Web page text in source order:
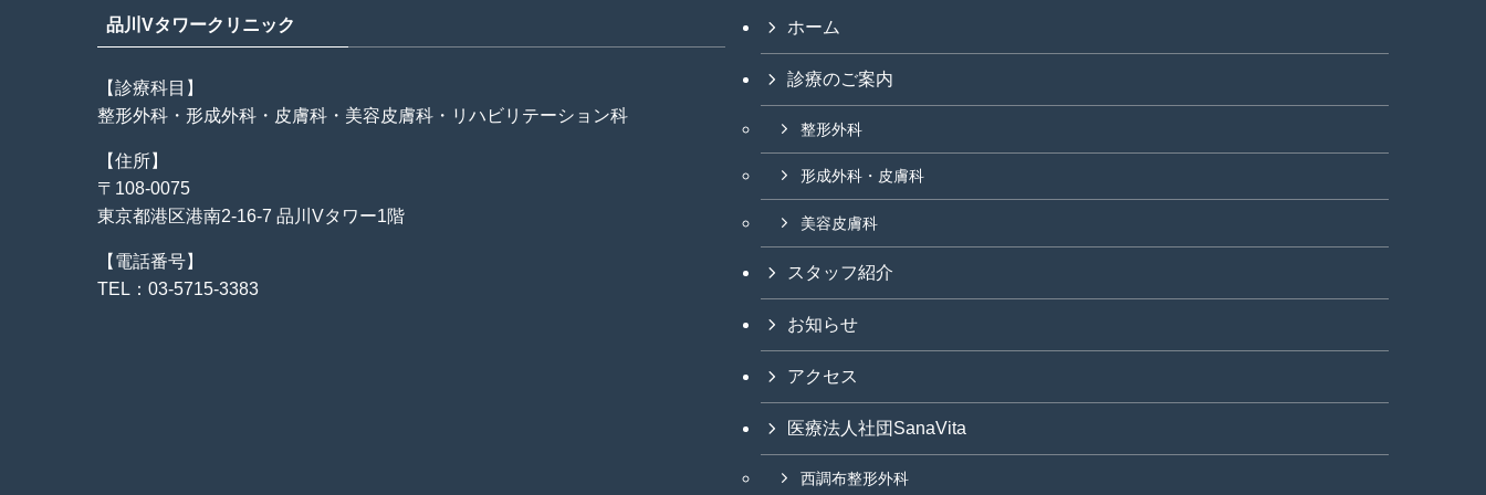
品川Vタワークリニック
【診療科目】
整形外科・形成外科・皮膚科・美容皮膚科・リハビリテーション科
【住所】
〒108-0075
東京都港区港南2-16-7 品川Vタワー1階
【電話番号】
TEL：03-5715-3383
ホーム
診療のご案内
整形外科
形成外科・皮膚科
美容皮膚科
スタッフ紹介
お知らせ
アクセス
医療法人社団SanaVita
西調布整形外科